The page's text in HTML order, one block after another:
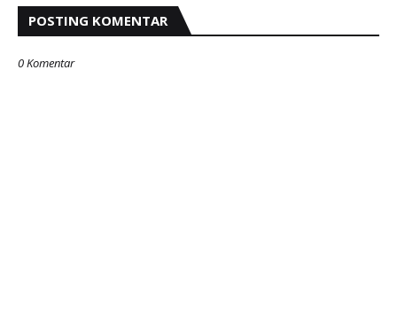
POSTING KOMENTAR
0 Komentar